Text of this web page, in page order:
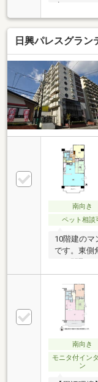
店」まで
垣公園」ま
日興パレスグラン
南向き
ペット相談
10階建のマ
です。東側
れた間取
で温泉を楽
南向き
モニタ付イン
ン